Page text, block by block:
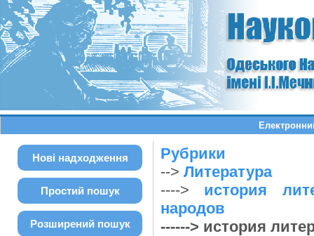
Нові надходження
Простий пошук
Розширений пошук
Рубрики
--> Литература
----> история
народов
------> история